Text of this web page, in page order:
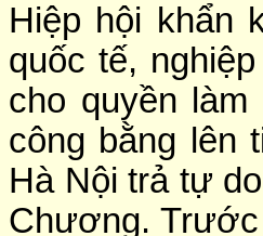
Hiệp hội khẩn
quốc tế,
cho quyền
công bằng lên
Hà Nội trả tự
Chương.